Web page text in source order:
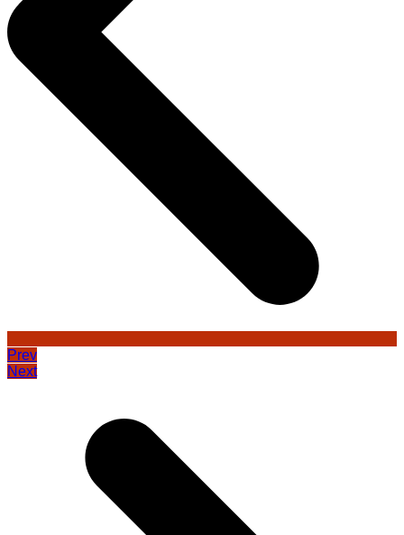
Prev
Next